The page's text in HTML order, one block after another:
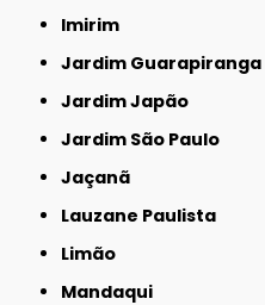
Imirim
Jardim Guarapiranga
Jardim Japão
Jardim São Paulo
Jaçanã
Lauzane Paulista
Limão
Mandaqui